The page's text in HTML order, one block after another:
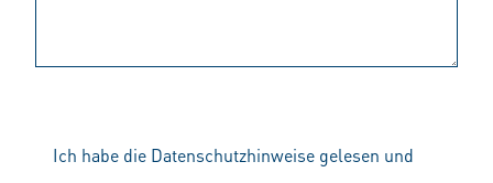
Ich habe die Datenschutzhinweise gelesen und